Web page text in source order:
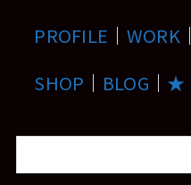
PROFILE ｜ WORK｜
SHOP ｜ BLOG ｜ ★